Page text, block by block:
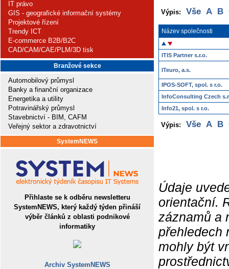
IT právo
GIS - geografické informační systémy
Projektové řízení
Trendy ICT
E-commerce B2B/B2C
CAD/CAM/CAE/PLM/3D tisk
Branžové sekce
Automobilový průmysl
Banky a finanční organizace
Energetika a utility
Potravinářský průmysl
Stavebnictví - BIM, CAFM
Veřejný sektor a zdravotnictví
SystemNEWS
Přihlaste se k odběru newsletteru
SystemNEWS, který každý týden přináší
výběr článků z oblasti podnikové
informatiky
Archiv SystemNEWS
Výpis: Vše A B
Název společnosti
ITIS Partner s.r.o.
ITeuro, a.s.
IPOS-SOFT, spol. s r.o.
InfoConsulting Czech
Info21, spol. s r.o.
Výpis: Vše A B
Údaje
orientační.
záznamů a
přehledech
mohly být